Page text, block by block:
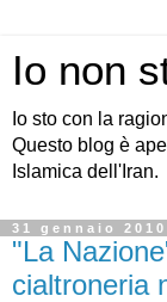
Io non
Io sto con la
Questo blog è
Islamica dell'Iran.
31 gennaio 2010
"La
cialtroneria